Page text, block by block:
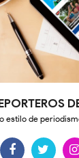
estilo de